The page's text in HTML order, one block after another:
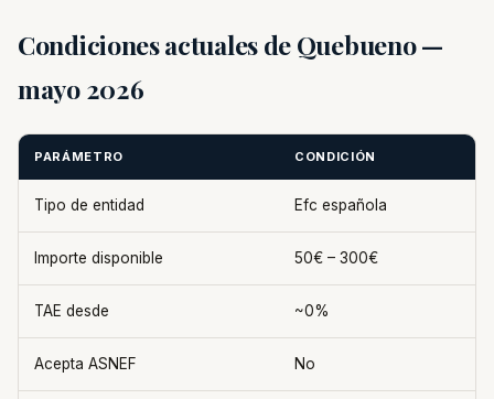
Condiciones actuales de Quebueno —
mayo 2026
PARÁMETRO CONDICIÓN
Tipo de entidad Efc española
Importe disponible 50€ – 300€
TAE desde ~0%
Acepta ASNEF No